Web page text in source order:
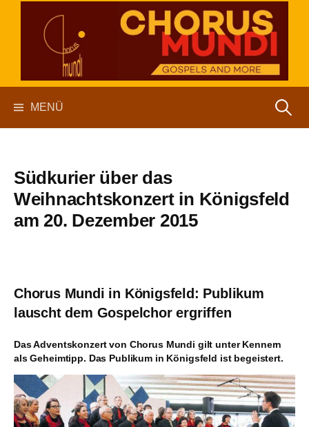
MENÜ Suchen
Südkurier über das
Weihnachtskonzert in Königsfeld
am 20. Dezember 2015
Chorus Mundi in Königsfeld: Publikum
lauscht dem Gospelchor ergriffen
Das Adventskonzert von Chorus Mundi gilt unter Kennern
als Geheimtipp. Das Publikum in Königsfeld ist begeistert.